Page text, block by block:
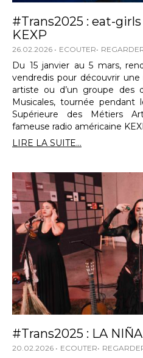
#Trans2025 : eat-
KEXP
26.02.2026 ECOUTER
Du 15 janvier au 5 mars,
vendredis pour découvrir une
artiste ou d’un groupe des
Musicales, tournée pendant
Supérieure des Métiers
fameuse radio américaine
LIRE LA SUITE...
#Trans2025 : LA
20.02.2026 ECOUTER